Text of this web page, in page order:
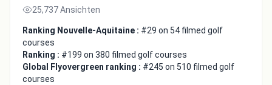
25,737 Ansichten
Ranking Nouvelle-Aquitaine : #29 on 54 filmed golf
courses
Ranking : #199 on 380 filmed golf courses
Global Flyovergreen ranking : #245 on 510 filmed golf
courses